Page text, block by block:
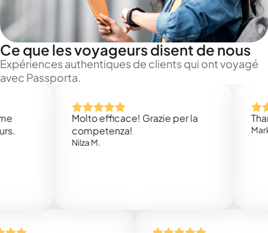
Ce que les voyageurs disent de nous
Expériences authentiques de clients qui ont voyagé
avec Passporta.
Molto efficace! Grazie per la
competenza!
Thank